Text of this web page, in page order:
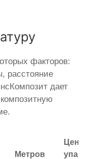
факторов:
расстояние
дает
Метров
Цена